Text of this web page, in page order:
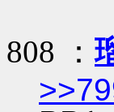
808 ：